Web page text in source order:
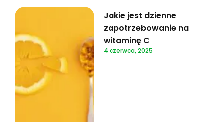
Jakie jest dzienne
zapotrzebowanie na
witaminę C
4 czerwca, 2025